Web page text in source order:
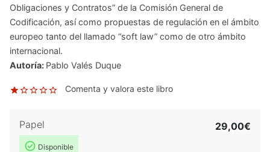
Obligaciones y Contratos” de la Comisión General de
Codificación, así como propuestas de regulación en el ámbito
europeo tanto del llamado “soft law” como de otro ámbito
internacional.
Autoría: Pablo Valés Duque
Comenta y valora este libro
Papel
Disponible
29,00€